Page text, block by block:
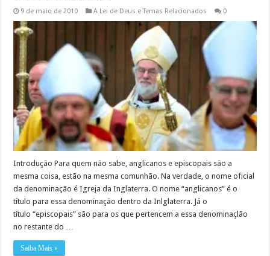
9 de maio de 2010 A Lei de Deus e Temas Relacionados 0
Introdução Para quem não sabe, anglicanos e episcopais são a
mesma coisa, estão na mesma comunhão. Na verdade, o nome oficial
da denominação é Igreja da Inglaterra. O nome “anglicanos” é o
título para essa denominação dentro da Inlglaterra. Já o
título “episcopais” são para os que pertencem a essa denominaçlão
no restante do …
Saiba Mais »